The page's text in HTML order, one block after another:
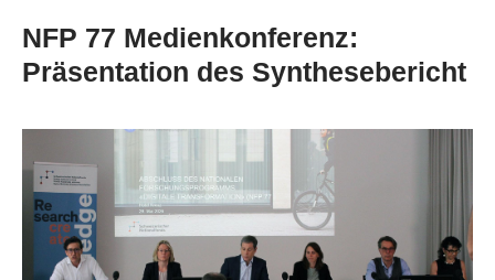
NFP 77 Medienkonferenz:
Präsentation des Synthesebericht